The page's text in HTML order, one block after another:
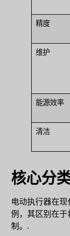
精度
维护
能源效率
清洁
核心分
电动执行器在
例，其区别在
制。.